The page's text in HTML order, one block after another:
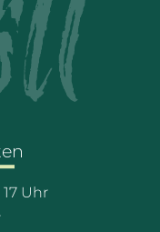
17 Uhr